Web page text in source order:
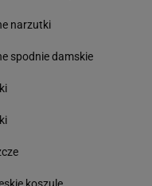
narzutki
spodnie damskie